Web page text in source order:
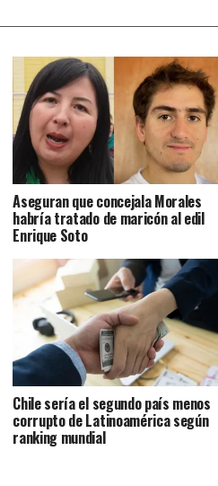
Aseguran que concejala Morales
habría tratado de maricón al edil
Enrique Soto
Chile sería el segundo país menos
corrupto de Latinoamérica según
ranking mundial